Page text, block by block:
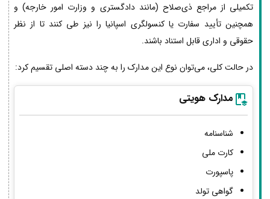
تکمیلی از مراجع ذی‌صلاح (مانند دادگستری و وزارت امور خارجه) و
همچنین تأیید سفارت یا کنسولگری اسپانیا را نیز طی کنند تا از نظر
حقوقی و اداری قابل استناد باشند.
در حالت کلی، می‌توان نوع این مدارک را به چند دسته اصلی تقسیم کرد:
مدارک هویتی
شناسنامه
کارت ملی
پاسپورت
گواهی تولد